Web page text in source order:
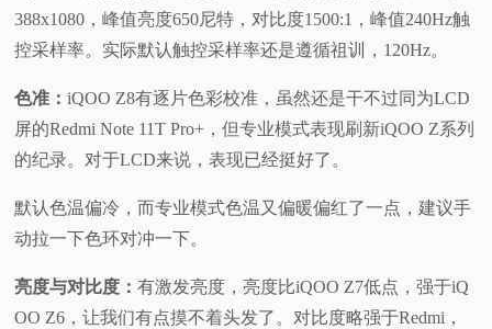
388x1080，峰值亮度650尼特，对比度1500:1，峰值240Hz触
控采样率。实际默认触控采样率还是遵循祖训，120Hz。
色准：iQOO Z8有逐片色彩校准，虽然还是干不过同为LCD
屏的Redmi Note 11T Pro+，但专业模式表现刷新iQOO Z系列
的纪录。对于LCD来说，表现已经挺好了。
默认色温偏冷，而专业模式色温又偏暖偏红了一点，建议手
动拉一下色环对冲一下。
亮度与对比度：有激发亮度，亮度比iQOO Z7低点，强于iQ
OO Z6，让我们有点摸不着头发了。对比度略强于Redmi，